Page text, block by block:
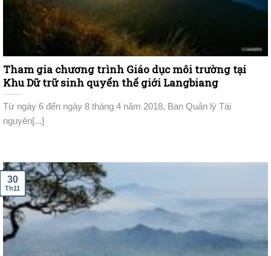
Tham gia chương trình Giáo dục môi trường tại
Khu Dữ trữ sinh quyển thế giới Langbiang
Từ ngày 6 đến ngày 8 tháng 4 năm 2018, Ban Quản lý Tài
nguyên[...]
30
Th11